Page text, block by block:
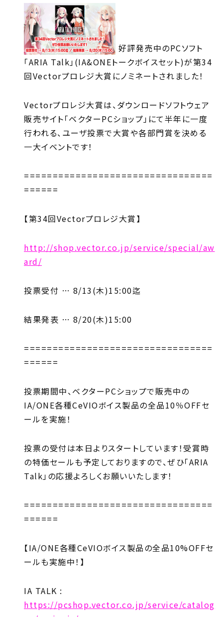
好評発売中のPCソフト
「ARIA Talk」(IA&ONEトークボイスセット)が第34
回Vectorプロレジ大賞にノミネートされました！
Vectorプロレジ大賞は、ダウンロードソフトウェア
販売サイト「ベクターPCショップ」にて半年に一度
行われる、ユーザ投票で大賞や各部門賞を決める
一大イベントです！
=================================
======
【第34回Vectorプロレジ大賞】
http://shop.vector.co.jp/service/special/aw
ard/
投票受付 … 8/13(木)15:00迄
結果発表 … 8/20(木)15:00
=================================
======
投票期間中、ベクターPCショップで販売中の
IA/ONE各種CeVIOボイス製品の全品10％OFFセ
ールを実施！
投票の受付は本日よりスタートしています！受賞時
の特価セールも予定しておりますので、ぜひ「ARIA
Talk」の応援よろしくお願いいたします！
=================================
======
【IA/ONE各種CeVIOボイス製品の全品10%OFFセ
ールも実施中！】
IA TALK :
https://pcshop.vector.co.jp/service/catalog